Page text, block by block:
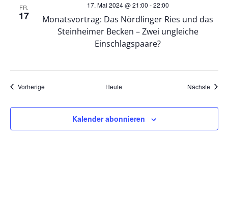
i
n
FR.
17
Monatsvortrag: Das Nördlinger Ries und das
Steinheimer Becken – Zwei ungleiche
Einschlagspaare?
17. Mai 2024 @ 21:00 -22:00
VorherigeVeranstaltungen Heute Nächste
Kalender abonnieren